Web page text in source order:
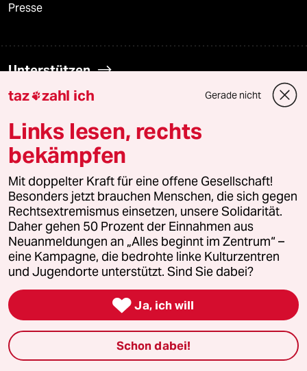
Presse
Unterstützen
genossenschaft
taz zahl ich
recherchefonds ausland
panterstiftung
panterpreis 2026
Podcast
taz zahl ich Gerade nicht
Links lesen, rechts
bekämpfen
Mit doppelter Kraft für eine offene Gesellschaft!
Besonders jetzt brauchen Menschen, die sich gegen
Rechtsextremismus einsetzen, unsere Solidarität.
Daher gehen 50 Prozent der Einnahmen aus
Neuanmeldungen an „Alles beginnt im Zentrum“ –
eine Kampagne, die bedrohte linke Kulturzentren
und Jugendorte unterstützt. Sind Sie dabei?
 Ja, ich will
Schon dabei!